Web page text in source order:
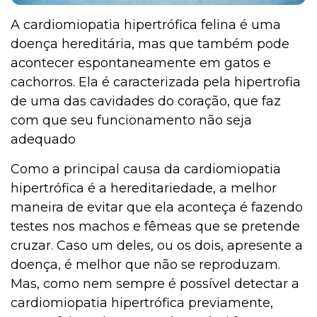
A cardiomiopatia hipertrófica felina é uma
doença hereditária, mas que também pode
acontecer espontaneamente em gatos e
cachorros. Ela é caracterizada pela hipertrofia
de uma das cavidades do coração, que faz
com que seu funcionamento não seja
adequado
Como a principal causa da cardiomiopatia
hipertrófica é a hereditariedade, a melhor
maneira de evitar que ela aconteça é fazendo
testes nos machos e fêmeas que se pretende
cruzar. Caso um deles, ou os dois, apresente a
doença, é melhor que não se reproduzam.
Mas, como nem sempre é possível detectar a
cardiomiopatia hipertrófica previamente,